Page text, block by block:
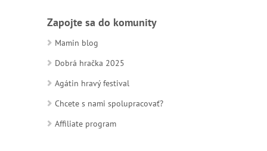
Zapojte sa do komunity
Mamin blog
Dobrá hračka 2025
Agátin hravý festival
Chcete s nami spolupracovať?
Affiliate program